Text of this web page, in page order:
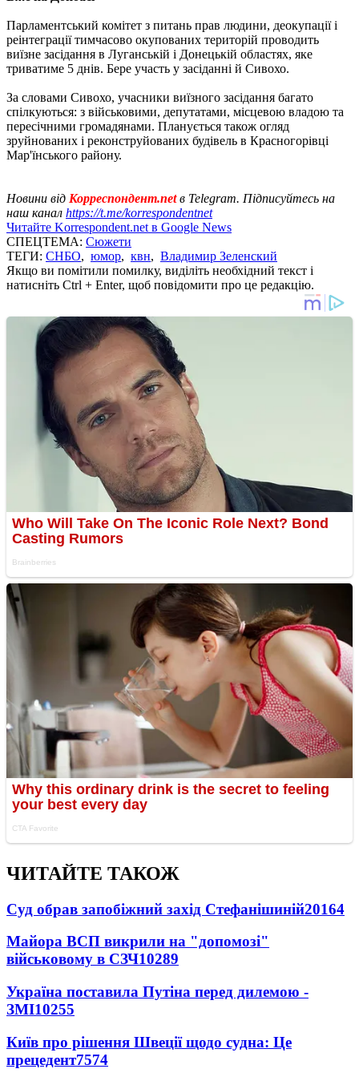
Парламентський комітет з питань прав людини, деокупації і
реінтеграції тимчасово окупованих територій проводить
виїзне засідання в Луганській і Донецькій областях, яке
триватиме 5 днів. Бере участь у засіданні й Сивохо.
За словами Сивохо, учасники виїзного засідання багато
спілкуються: з військовими, депутатами, місцевою владою та
пересічними громадянами. Планується також огляд
зруйнованих і реконструйованих будівель в Красногорівці
Мар'їнського району.
Новини від Корреспондент.netв Telegram. Підписуйтесь на
наш канал https://t.me/korrespondentnet
Читайте Korrespondent.net в Google News
СПЕЦТЕМА: Сюжети
ТЕГИ: СНБО, юмор, квн, Владимир Зеленский
Якщо ви помітили помилку, виділіть необхідний текст і
натисніть Ctrl + Enter, щоб повідомити про це редакцію.
ЧИТАЙТЕ ТАКОЖ
Суд обрав запобіжний захід Стефанішиній20164
Майора ВСП викрили на "допомозі"
військовому в СЗЧ10289
Україна поставила Путіна перед дилемою -
ЗМІ10255
Київ про рішення Швеції щодо судна: Це
прецедент7574